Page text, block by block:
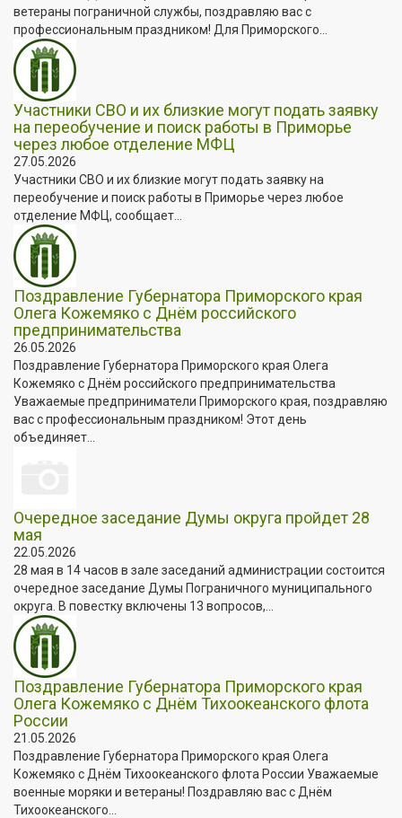
ветераны пограничной службы, поздравляю вас с
профессиональным праздником! Для Приморского...
Участники СВО и их близкие могут подать заявку
на переобучение и поиск работы в Приморье
через любое отделение МФЦ
27.05.2026
Участники СВО и их близкие могут подать заявку на
переобучение и поиск работы в Приморье через любое
отделение МФЦ, сообщает...
Поздравление Губернатора Приморского края
Олега Кожемяко с Днём российского
предпринимательства
26.05.2026
Поздравление Губернатора Приморского края Олега
Кожемяко с Днём российского предпринимательства
Уважаемые предприниматели Приморского края, поздравляю
вас с профессиональным праздником! Этот день
объединяет...
Очередное заседание Думы округа пройдет 28
мая
22.05.2026
28 мая в 14 часов в зале заседаний администрации состоится
очередное заседание Думы Пограничного муниципального
округа. В повестку включены 13 вопросов,...
Поздравление Губернатора Приморского края
Олега Кожемяко с Днём Тихоокеанского флота
России
21.05.2026
Поздравление Губернатора Приморского края Олега
Кожемяко с Днём Тихоокеанского флота России Уважаемые
военные моряки и ветераны! Поздравляю вас с Днём
Тихоокеанского...